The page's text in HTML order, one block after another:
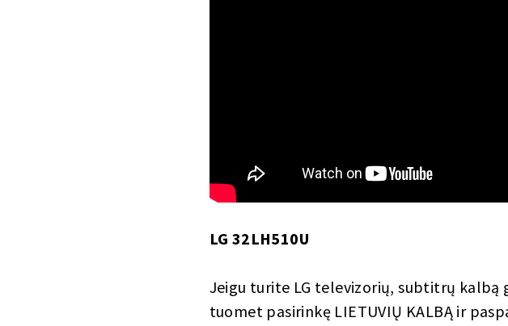
LG 32LH510U
Jeigu turite LG televizorių, subtitrų kalbą
tuomet pasirinkę LIETUVIŲ KALBĄ ir